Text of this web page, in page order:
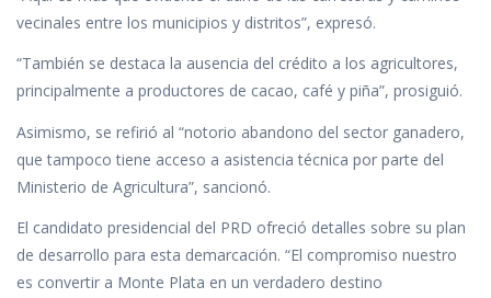
vecinales entre los municipios y distritos”, expresó.
“También se destaca la ausencia del crédito a los agricultores,
principalmente a productores de cacao, café y piña”, prosiguió.
Asimismo, se refirió al “notorio abandono del sector ganadero,
que tampoco tiene acceso a asistencia técnica por parte del
Ministerio de Agricultura”, sancionó.
El candidato presidencial del PRD ofreció detalles sobre su plan
de desarrollo para esta demarcación. “El compromiso nuestro
es convertir a Monte Plata en un verdadero destino